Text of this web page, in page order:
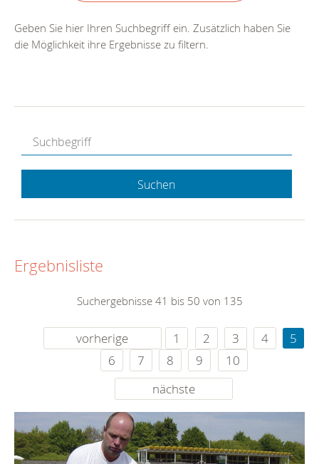
Geben Sie hier Ihren Suchbegriff ein. Zusätzlich haben Sie
die Möglichkeit ihre Ergebnisse zu filtern.
Suchen
Ergebnisliste
Suchergebnisse 41 bis 50 von 135
vorherige 1 2 3 4
5
6
7 8 9
10
nächste